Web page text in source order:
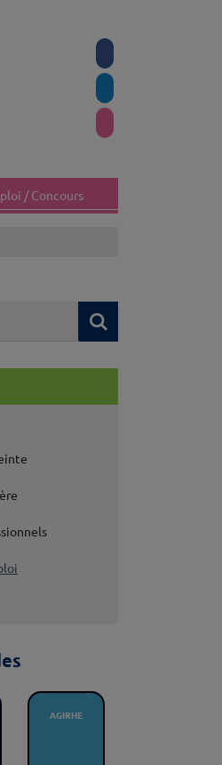
/ Concours
AGIRHE